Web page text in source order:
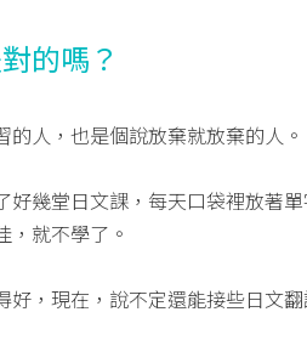
的嗎？
的人，也是個說放棄就放棄的人。
好幾堂日文課，每天口袋裡放著
，就不學了。
好，現在，說不定還能接些日文翻